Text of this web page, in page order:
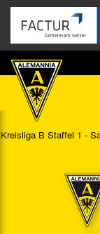
Kreisliga B Staffel 1 -